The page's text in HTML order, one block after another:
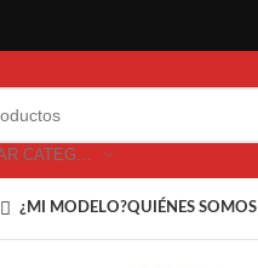
¿MI MODELO?QUIÉNES SOMOS